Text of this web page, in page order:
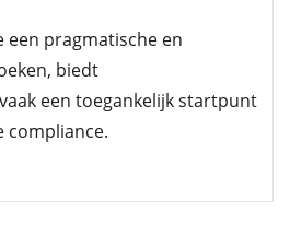
pragmatische en
biedt
een toegankelijk startpunt
compliance.